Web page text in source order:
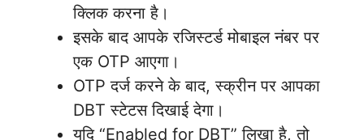
क्लिक करना है।
इसके बाद आपके रजिस्टर्ड मोबाइल नंबर पर
एक OTP आएगा।
OTP दर्ज करने के बाद, स्क्रीन पर आपका
DBT स्टेटस दिखाई देगा।
यदि “Enabled for DBT” लिखा है, तो